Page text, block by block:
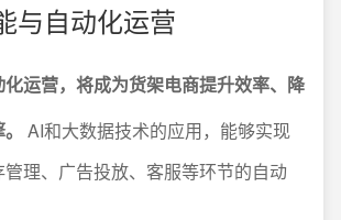
与自动化运营
运营，将成为货架电商提升效率、降
AI和大数据技术的应用，能够实现
理、广告投放、客服等环节的自动